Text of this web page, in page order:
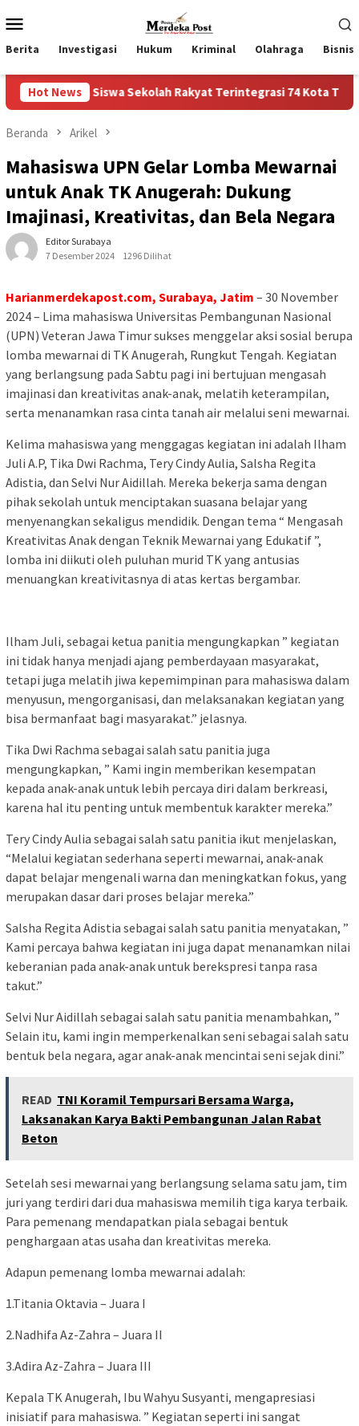
ke
kontenMobile
Berita Investigasi Hukum Kriminal Olahraga Bisnis
Hot News
Siswa Sekolah Rakyat Terintegrasi 74 Kota Tual Ruas
Beranda Arikel
Mahasiswa UPN Gelar Lomba Mewarnai
untuk Anak TK Anugerah: Dukung
Imajinasi, Kreativitas, dan Bela Negara
Editor Surabaya
7 Desember 2024
1296 Dilihat
Harianmerdekapost.com, Surabaya, Jatim – 30 November
2024 – Lima mahasiswa Universitas Pembangunan Nasional
(UPN) Veteran Jawa Timur sukses menggelar aksi sosial berupa
lomba mewarnai di TK Anugerah, Rungkut Tengah. Kegiatan
yang berlangsung pada Sabtu pagi ini bertujuan mengasah
imajinasi dan kreativitas anak-anak, melatih keterampilan,
serta menanamkan rasa cinta tanah air melalui seni mewarnai.
Kelima mahasiswa yang menggagas kegiatan ini adalah Ilham
Juli A.P, Tika Dwi Rachma, Tery Cindy Aulia, Salsha Regita
Adistia, dan Selvi Nur Aidillah. Mereka bekerja sama dengan
pihak sekolah untuk menciptakan suasana belajar yang
menyenangkan sekaligus mendidik. Dengan tema “ Mengasah
Kreativitas Anak dengan Teknik Mewarnai yang Edukatif ”,
lomba ini diikuti oleh puluhan murid TK yang antusias
menuangkan kreativitasnya di atas kertas bergambar.
Ilham Juli, sebagai ketua panitia mengungkapkan ” kegiatan
ini tidak hanya menjadi ajang pemberdayaan masyarakat,
tetapi juga melatih jiwa kepemimpinan para mahasiswa dalam
menyusun, mengorganisasi, dan melaksanakan kegiatan yang
bisa bermanfaat bagi masyarakat.” jelasnya.
Tika Dwi Rachma sebagai salah satu panitia juga
mengungkapkan, ” Kami ingin memberikan kesempatan
kepada anak-anak untuk lebih percaya diri dalam berkreasi,
karena hal itu penting untuk membentuk karakter mereka.”
Tery Cindy Aulia sebagai salah satu panitia ikut menjelaskan,
“Melalui kegiatan sederhana seperti mewarnai, anak-anak
dapat belajar mengenali warna dan meningkatkan fokus, yang
merupakan dasar dari proses belajar mereka.”
Salsha Regita Adistia sebagai salah satu panitia menyatakan, ”
Kami percaya bahwa kegiatan ini juga dapat menanamkan nilai
keberanian pada anak-anak untuk berekspresi tanpa rasa
takut.”
Selvi Nur Aidillah sebagai salah satu panitia menambahkan, ”
Selain itu, kami ingin memperkenalkan seni sebagai salah satu
bentuk bela negara, agar anak-anak mencintai seni sejak dini.”
READ TNI Koramil Tempursari Bersama Warga,
Laksanakan Karya Bakti Pembangunan Jalan Rabat
Beton
Setelah sesi mewarnai yang berlangsung selama satu jam, tim
juri yang terdiri dari dua mahasiswa memilih tiga karya terbaik.
Para pemenang mendapatkan piala sebagai bentuk
penghargaan atas usaha dan kreativitas mereka.
Adapun pemenang lomba mewarnai adalah:
1.Titania Oktavia – Juara I
2.Nadhifa Az-Zahra – Juara II
3.Adira Az-Zahra – Juara III
Kepala TK Anugerah, Ibu Wahyu Susyanti, mengapresiasi
inisiatif para mahasiswa. ” Kegiatan seperti ini sangat